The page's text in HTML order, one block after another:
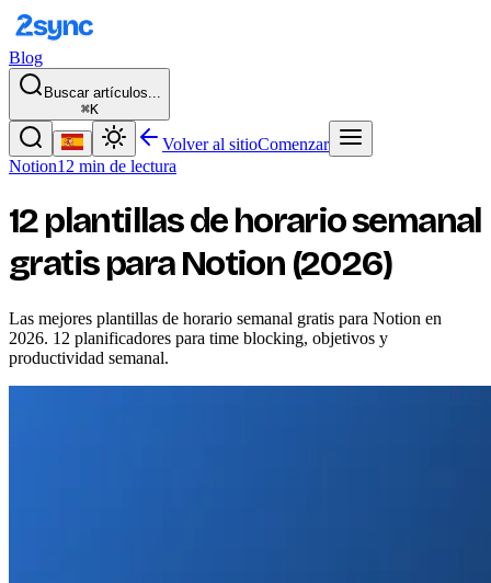
Blog
Buscar artículos...
⌘K
Volver al sitioComenzar
Notion12 min de lectura
12 plantillas de horario semanal
gratis para Notion (2026)
Las mejores plantillas de horario semanal gratis para Notion en
2026. 12 planificadores para time blocking, objetivos y
productividad semanal.